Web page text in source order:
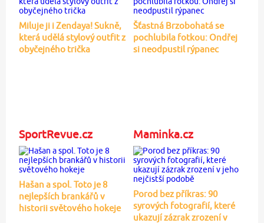
Miluje ji i Zendaya! Sukně,
která udělá stylový outfit z
obyčejného trička
Šťastná Brzobohatá se
pochlubila fotkou: Ondřej
si neodpustil rýpanec
SportRevue.cz
Hašan a spol. Toto je 8
nejlepších brankářů v
historii světového hokeje
Maminka.cz
Porod bez příkras: 90
syrových fotografií, které
ukazují zázrak zrození v